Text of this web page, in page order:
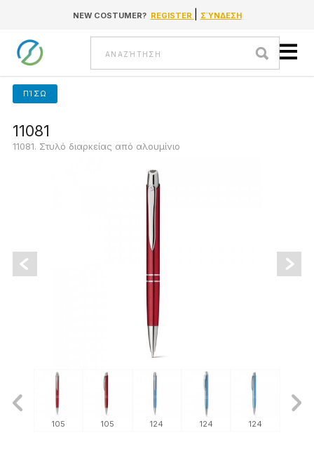
Go to contentNEW COSTUMER? REGISTER ΣΎΝΔΕΣΗ
Αναζήτηση
ΠΊΣΩ
11081
11081. Στυλό διαρκείας από αλουμίνιο
105 105 124 124 124